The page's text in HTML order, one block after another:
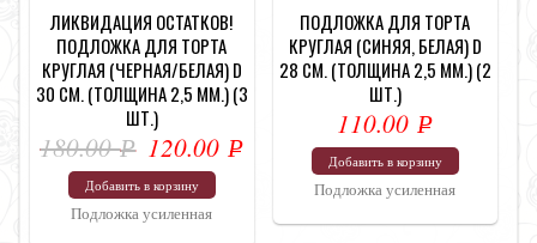
ЛИКВИДАЦИЯ ОСТАТКОВ!
ПОДЛОЖКА ДЛЯ ТОРТА
КРУГЛАЯ (ЧЕРНАЯ/БЕЛАЯ) D
30 СМ. (ТОЛЩИНА 2,5 ММ.) (3
ШТ.)
180.00Р
УБ.
120.00Р
Добавить в корзину
Подложка усиленная
ПОДЛОЖКА ДЛЯ ТОРТА
КРУГЛАЯ (СИНЯЯ, БЕЛАЯ) D
28 СМ. (ТОЛЩИНА 2,5 ММ.) (2
ШТ.)
110.00Р
УБ.
Добавить в корзину
Подложка усиленная